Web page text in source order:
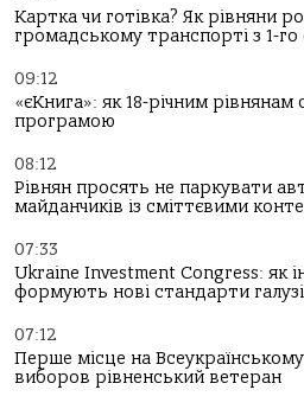
Картка чи готівка? Як рівняни
громадському транспорті з 1-го
09:12
«єКнига»: як 18-річним рівнянам
програмою
08:12
Рівнян просять не паркувати
майданчиків із сміттєвими
07:33
Ukraine Investment Congress: як
формують нові стандарти галузі
07:12
Перше місце на
виборов рівненський ветеран